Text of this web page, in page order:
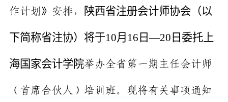
作计划》安排， 陕西省注册会计师协会（以
下简称省注协）将于10月 16 日—20 日委托上
海国家会计学院举办全省第一期主任会计师
（首席合伙人）培训班。现将有关事项通知